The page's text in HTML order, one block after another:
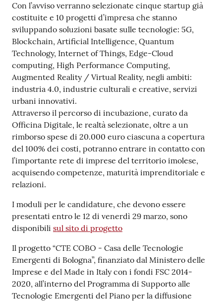
Con l’avviso verranno selezionate cinque startup già
costituite e 10 progetti d’impresa che stanno
sviluppando soluzioni basate sulle tecnologie: 5G,
Blockchain, Artificial Intelligence, Quantum
Technology, Internet of Things, Edge-Cloud
computing, High Performance Computing,
Augmented Reality / Virtual Reality, negli ambiti:
industria 4.0, industrie culturali e creative, servizi
urbani innovativi.
Attraverso il percorso di incubazione, curato da
Officina Digitale, le realtà selezionate, oltre a un
rimborso spese di 20.000 euro ciascuna a copertura
del 100% dei costi, potranno entrare in contatto con
l’importante rete di imprese del territorio imolese,
acquisendo competenze, maturità imprenditoriale e
relazioni.
I moduli per le candidature, che devono essere
presentati entro le 12 di venerdì 29 marzo, sono
disponibili sul sito di progetto
Il progetto “CTE COBO - Casa delle Tecnologie
Emergenti di Bologna”, finanziato dal Ministero delle
Imprese e del Made in Italy con i fondi FSC 2014-
2020, all’interno del Programma di Supporto alle
Tecnologie Emergenti del Piano per la diffusione